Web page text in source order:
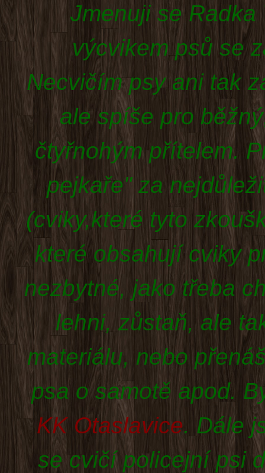
Jmenuji se
výcvikem psů se
Necvičím psy ani tak
ale spíše pro
čtyřnohým přítelem.
pejkaře" za
(cviky,které tyto
které obsahují cviky
nezbytné, jako třeba
lehni, zůstaň, ale
materiálu, nebo
psa o samotě apod.
KK Otaslavice. Dále
se cvičí policejní psi